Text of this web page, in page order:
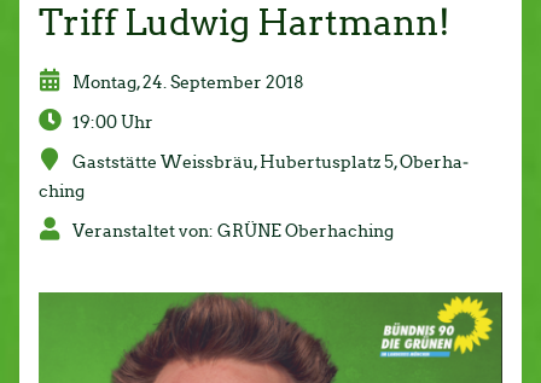
Triff Ludwig Hartmann!
Montag, 24. September 2018
19:00 Uhr
Gast­stät­te Weissbräu, Hu­ber­tus­platz 5, Ober­ha­
ching
Ver­an­stal­tet von: GRÜNE Ober­ha­ching